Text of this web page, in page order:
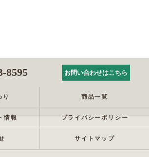
8595 お問い合わせはこちら
商品一覧
情報 プライバシーポリシー
サイトマップ